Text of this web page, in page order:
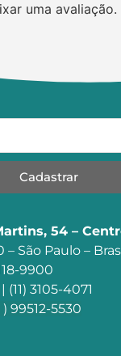
uma avaliação.
Cadastrar
54 –
– São Paulo –
9900
(11) 3105-4071
99512-5530